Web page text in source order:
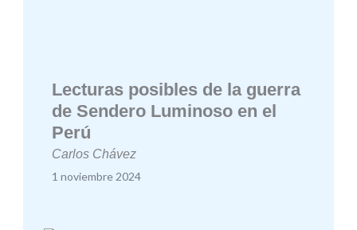
Lecturas posibles de la guerra
de Sendero Luminoso en el
Perú
Carlos Chávez
1 noviembre 2024